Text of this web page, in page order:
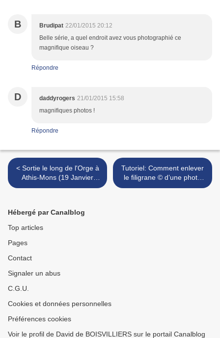
B Brudipat 22/01/2015 20:12
Belle série, a quel endroit avez vous photographié ce
magnifique oiseau ?
Répondre
D daddyrogers 21/01/2015 15:58
magnifiques photos !
Répondre
< Sortie le long de l'Orge à
Athis-Mons (19 Janvier
2015)
Tutoriel: Comment enlever
le filigrane © d’une photo
sans Photoshop ... pour les
Hébergé par Canalblog
Top articles
Pages
Contact
Signaler un abus
C.G.U.
Cookies et données personnelles
Préférences cookies
Voir le profil de David de BOISVILLIERS sur le portail Canalblog